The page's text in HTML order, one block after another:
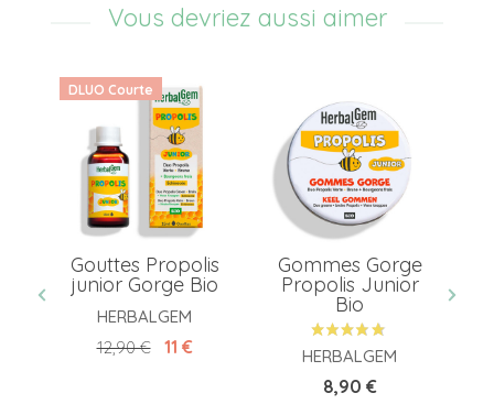
Vous devriez aussi aimer
DLUO Courte
Gouttes Propolis
junior Gorge Bio
HERBALGEM
Prix de base
12,90 € Prix
11 €
Gommes Gorge
Propolis Junior
Bio
HERBALGEM
Prix
8,90 €